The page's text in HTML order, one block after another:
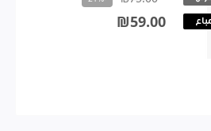
₪59.00